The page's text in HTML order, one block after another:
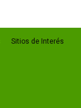
Sitios de Interés